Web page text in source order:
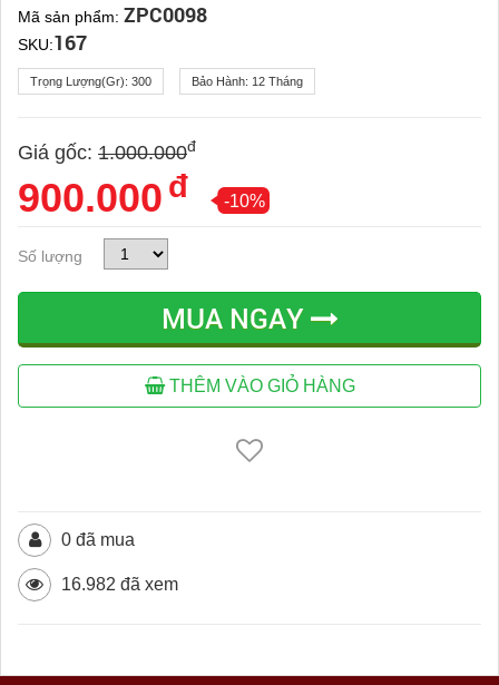
Mã sản phẩm: ZPC0098
SKU:167
Trọng Lượng(gr): 300 Bảo Hành: 12 Tháng
Giá gốc: 1.000.000đ
900.000 đ -10%
Số lượng
MUA NGAY
THÊM VÀO GIỎ HÀNG
0 đã mua
16.982 đã xem